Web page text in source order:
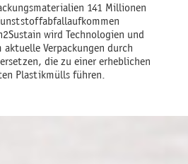
141 Millionen
wird Technologien und
Verpackungen durch
die zu einer erheblichen
Plastikmülls führen.